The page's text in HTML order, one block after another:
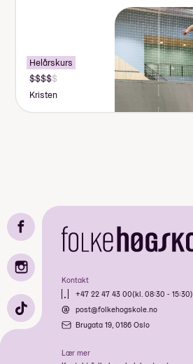
Helårskurs
Kristen
Kontakt
+47 22 47 43 00(kl. 08:30 - 15:30)
post@folkehogskole.no
Brugata 19, 0186 Oslo
Lær mer